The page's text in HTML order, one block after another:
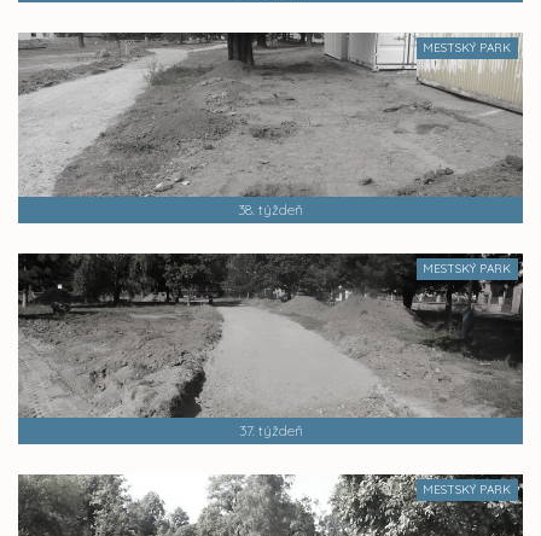
MESTSKÝ PARK
38. týždeň
MESTSKÝ PARK
37. týždeň
MESTSKÝ PARK